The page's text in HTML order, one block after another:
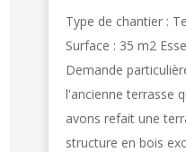
Type de chantier :
Surface : 35 m2
Demande
l'ancienne terrasse
avons refait une
structure en bois